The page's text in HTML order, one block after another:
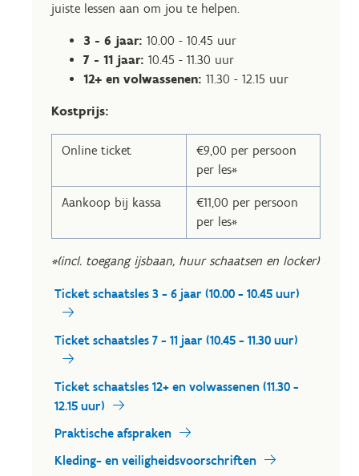
juiste lessen aan om jou te helpen.
3 - 6 jaar: 10.00 - 10.45 uur
7 - 11 jaar: 10.45 - 11.30 uur
12+ en volwassenen: 11.30 - 12.15 uur
Kostprijs:
Online ticket
€9,00 per persoon
per les*
Aankoop bij kassa
€11,00 per persoon
per les*
*(incl. toegang ijsbaan, huur schaatsen en locker)
Ticket schaatsles 3 - 6 jaar (10.00 - 10.45 uur)
Ticket schaatsles 7 - 11 jaar (10.45 - 11.30 uur)
Ticket schaatsles 12+ en volwassenen (11.30 -
12.15 uur)
Praktische afspraken
Kleding- en veiligheidsvoorschriften